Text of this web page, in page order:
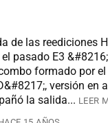
de las reediciones
pasado E3
formado por
versión en
la salida... LEER